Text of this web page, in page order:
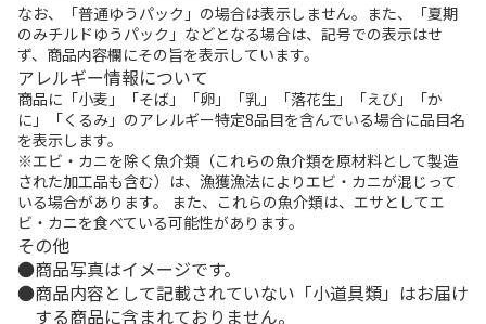
なお、「普通ゆうパック」の場合は表示しません。また、「夏期
のみチルドゆうパック」などとなる場合は、記号での表示はせ
ず、商品内容欄にその旨を表示しています。
アレルギー情報について
商品に「小麦」「そば」「卵」「乳」「落花生」「えび」「か
に」「くるみ」のアレルギー特定8品目を含んでいる場合に品目名
を表示します。
※エビ・カニを除く魚介類（これらの魚介類を原材料として製造
された加工品も含む）は、漁獲漁法によりエビ・カニが混じって
いる場合があります。 また、これらの魚介類は、エサとしてエ
ビ・カニを食べている可能性があります。
その他
商品写真はイメージです。
商品内容として記載されていない「小道具類」はお届け
する商品に含まれておりません。